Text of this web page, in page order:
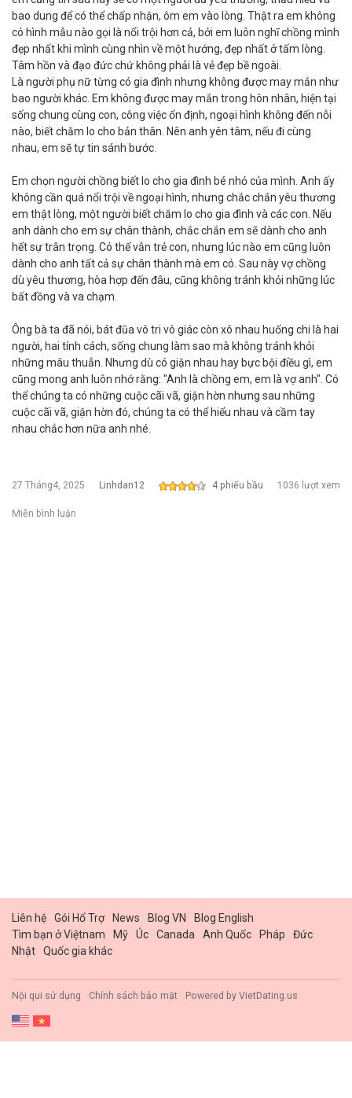
bao dung để có thể chấp nhận, ôm em vào lòng. Thật ra em không
có hình mẫu nào gọi là nổi trội hơn cả, bởi em luôn nghĩ chồng mình
đẹp nhất khi mình cùng nhìn về một hướng, đẹp nhất ở tấm lòng.
Tâm hồn và đạo đức chứ không phải là vẻ đẹp bề ngoài.
Là người phụ nữ từng có gia đình nhưng không được may mắn như
bao người khác. Em không được may mắn trong hôn nhân, hiện tại
sống chung cùng con, công việc ổn định, ngoại hình không đến nỗi
nào, biết chăm lo cho bản thân. Nên anh yên tâm, nếu đi cùng
nhau, em sẽ tự tin sánh bước.
Em chọn người chồng biết lo cho gia đình bé nhỏ của mình. Anh ấy
không cần quá nổi trội về ngoại hình, nhưng chắc chắn yêu thương
em thật lòng, một người biết chăm lo cho gia đình và các con. Nếu
anh dành cho em sự chân thành, chắc chắn em sẽ dành cho anh
hết sự trân trọng. Có thể vẫn trẻ con, nhưng lúc nào em cũng luôn
dành cho anh tất cả sự chân thành mà em có. Sau này vợ chồng
dù yêu thương, hòa hợp đến đâu, cũng không tránh khỏi những lúc
bất đồng và va chạm.
Ông bà ta đã nói, bát đũa vô tri vô giác còn xô nhau huống chi là hai
người, hai tính cách, sống chung làm sao mà không tránh khỏi
những mâu thuẫn. Nhưng dù có giận nhau hay bực bội điều gì, em
cũng mong anh luôn nhớ rằng: "Anh là chồng em, em là vợ anh". Có
thể chúng ta có những cuộc cãi vã, giận hờn nhưng sau những
cuộc cãi vã, giận hờn đó, chúng ta có thể hiểu nhau và cầm tay
nhau chắc hơn nữa anh nhé.
27 Tháng4, 2025 Linhdan12 4 phiếu bầu 1036 lượt xem
Miễn bình luận
Liên hệ Gói Hổ Trợ News Blog VN
Blog English
Tìm bạn ở Việtnam
Mỹ Úc Canada Anh Quốc Pháp
Đức
Nhật
Quốc gia khác
Nội qui sử dụng Chính sách bảo mật Powered by VietDating.us